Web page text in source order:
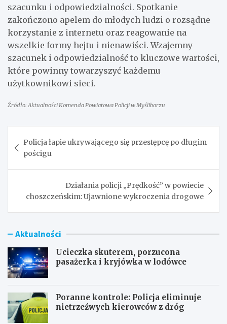
szacunku i odpowiedzialności. Spotkanie
zakończono apelem do młodych ludzi o rozsądne
korzystanie z internetu oraz reagowanie na
wszelkie formy hejtu i nienawiści. Wzajemny
szacunek i odpowiedzialność to kluczowe wartości,
które powinny towarzyszyć każdemu
użytkownikowi sieci.
Źródło: Aktualności Komenda Powiatowa Policji w Myśliborzu
wpisu
Policja łapie ukrywającego się przestępcę po długim
pościgu
Działania policji „Prędkość” w powiecie
choszczeńskim: Ujawnione wykroczenia drogowe
Aktualności
Ucieczka skuterem, porzucona
pasażerka i kryjówka w lodówce
Poranne kontrole: Policja eliminuje
nietrzeźwych kierowców z dróg